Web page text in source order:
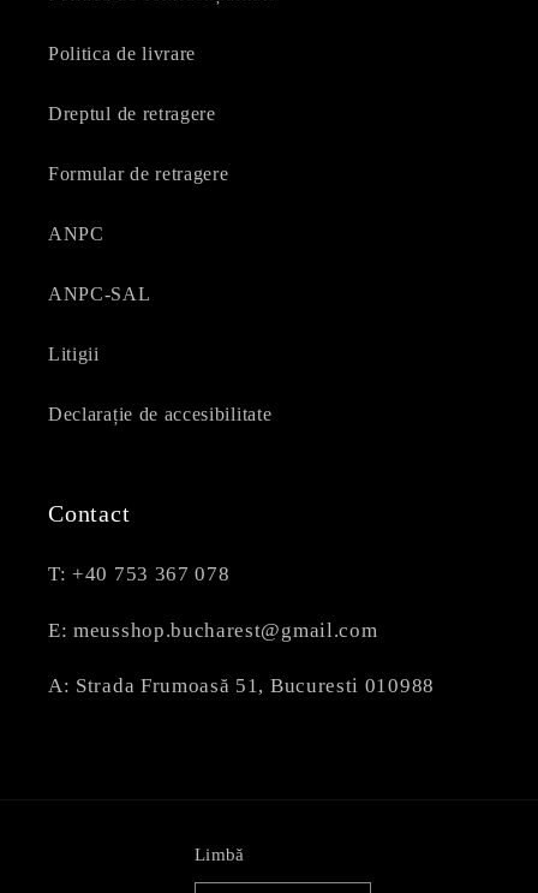
Politica de livrare
Dreptul de retragere
Formular de retragere
ANPC
ANPC-SAL
Litigii
Declarație de accesibilitate
Contact
T: +40 753 367 078
E: meusshop.bucharest@gmail.com
A: Strada Frumoasă 51, Bucuresti 010988
Limbă